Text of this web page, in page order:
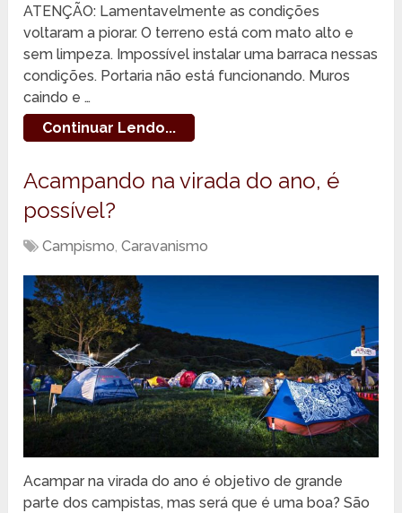
ATENÇÃO: Lamentavelmente as condições
voltaram a piorar. O terreno está com mato alto e
sem limpeza. Impossível instalar uma barraca nessas
condições. Portaria não está funcionando. Muros
caindo e …
Continuar Lendo...
Acampando na virada do ano, é
possível?
Campismo,Caravanismo
Acampar na virada do ano é objetivo de grande
parte dos campistas, mas será que é uma boa? São